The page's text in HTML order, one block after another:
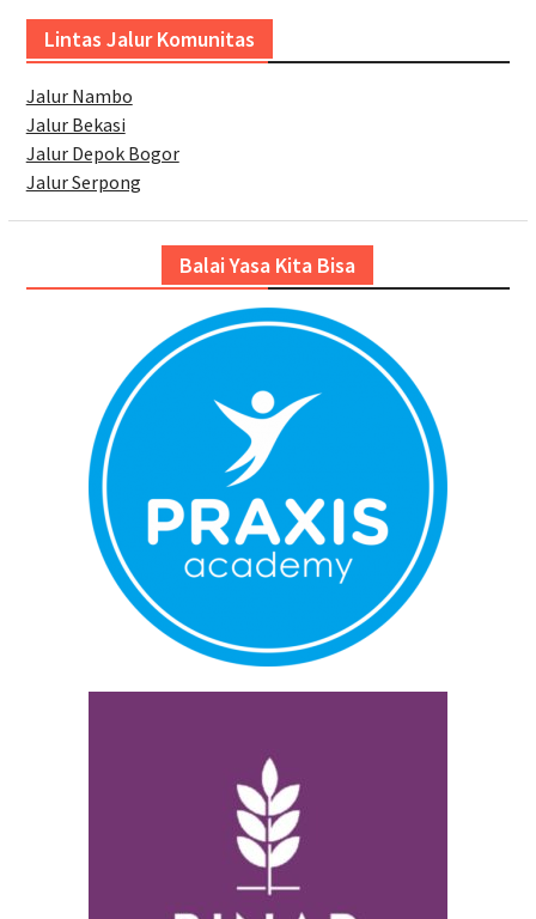
Lintas Jalur Komunitas
Jalur Nambo
Jalur Bekasi
Jalur Depok Bogor
Jalur Serpong
Balai Yasa Kita Bisa